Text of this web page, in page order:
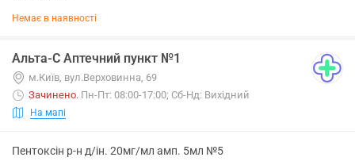
Немає в наявності
Альта-С Аптечний пункт №1
м.Київ, вул.Верховинна, 69
Зачинено. Пн-Пт: 08:00-17:00; Сб-Нд: Вихідний
На мапі
Пентоксін р-н д/ін. 20мг/мл амп. 5мл №5